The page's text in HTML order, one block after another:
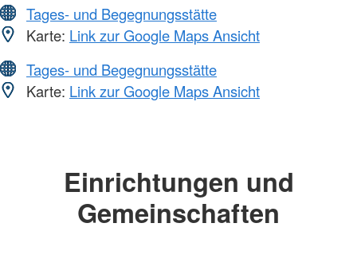
Tages- und Begegnungsstätte
Karte: Link zur Google Maps Ansicht
Tages- und Begegnungsstätte
Karte: Link zur Google Maps Ansicht
Einrichtungen und
Gemeinschaften